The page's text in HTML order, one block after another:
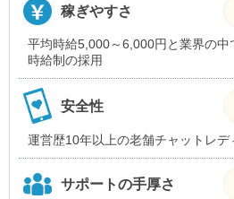
稼ぎやすさ
平均時給5,000～6,000円と業界の中
時給制の採用
安全性
運営歴10年以上の老舗チャットレデ
サポートの手厚さ